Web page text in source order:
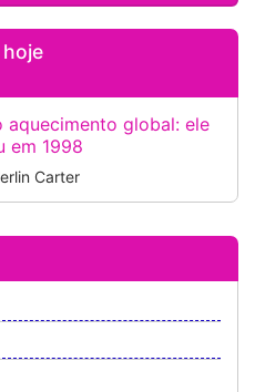
aquecimento global: ele
em 1998
Carter